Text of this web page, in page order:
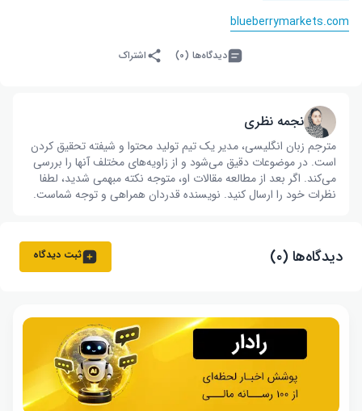
blueberrymarkets.com
دیدگاه‌ها (۰) اشتراک
نجمه نظری
مترجم زبان انگلیسی، مدیر یک تیم تولید محتوا و شیفته تحقیق کردن
است. در موضوعات دقیق می‌شود و از زاویه‌های مختلف آنها را بررسی
می‌کند. اگر بعد از مطالعه مقالات او، متوجه نکته مبهمی شدید، لطفا
نظرات خود را ارسال کنید. نویسنده قدردان همراهی و توجه شماست.
دیدگاه‌ها (۰) ثبت دیدگاه